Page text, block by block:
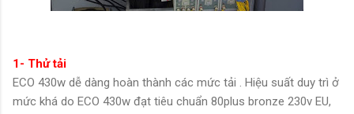
1- Thử tải
ECO 430w dễ dàng hoàn thành các mức tải . Hiệu suất duy trì ở
mức khá do ECO 430w đạt tiêu chuẩn 80plus bronze 230v EU,